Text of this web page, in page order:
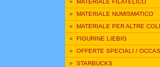
» MATERIALE FILATELICO
» MATERIALE NUMISMATICO
» MATERIALE PER ALTRE
» FIGURINE LIEBIG
» OFFERTE SPECIALI /
» STARBUCKS